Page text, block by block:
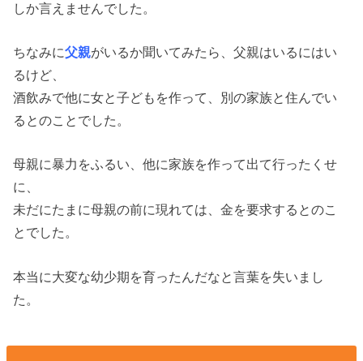
しか言えませんでした。
ちなみに父親がいるか聞いてみたら、父親はいるにはい
るけど、
酒飲みで他に女と子どもを作って、別の家族と住んでい
るとのことでした。
母親に暴力をふるい、他に家族を作って出て行ったくせ
に、
未だにたまに母親の前に現れては、金を要求するとのこ
とでした。
本当に大変な幼少期を育ったんだなと言葉を失いまし
た。